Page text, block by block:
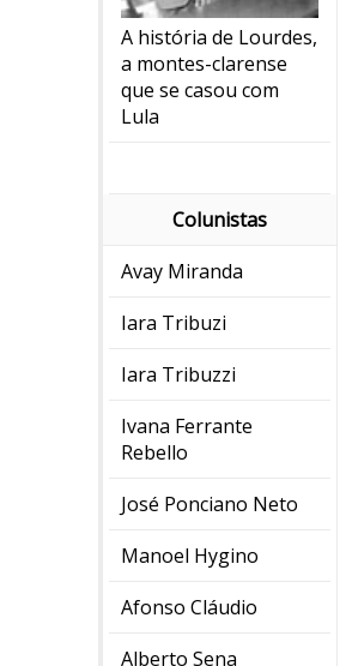
A história de Lourdes,
a montes-clarense
que se casou com
Lula
Colunistas
Avay Miranda
Iara Tribuzi
Iara Tribuzzi
Ivana Ferrante
Rebello
José Ponciano Neto
Manoel Hygino
Afonso Cláudio
Alberto Sena